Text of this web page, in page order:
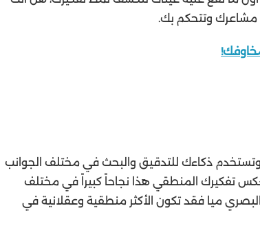
مشاعرك وتتحكم بك.
وتستخدم ذكاءك للتدقيق والبحث في مختلف الجوانب
يعكس تفكيرك المنطقي هذا نجاحاً كبيراً في مختلف
ميا فقد تكون الأكثر منطقية وعقلانية في